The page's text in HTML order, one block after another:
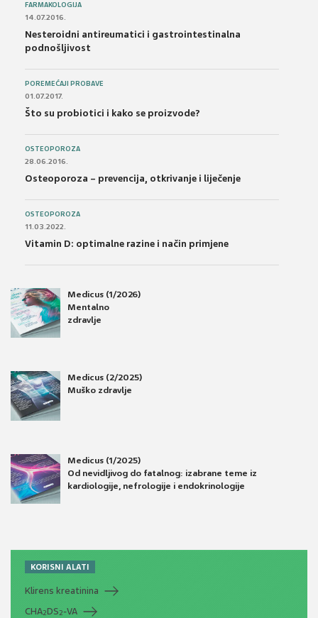
FARMAKOLOGIJA
14.07.2016.
Nesteroidni antireumatici i gastrointestinalna
podnošljivost
POREMEĆAJI PROBAVE
01.07.2017.
Što su probiotici i kako se proizvode?
OSTEOPOROZA
28.06.2016.
Osteoporoza – prevencija, otkrivanje i liječenje
OSTEOPOROZA
11.03.2022.
Vitamin D: optimalne razine i način primjene
Medicus (1/2026)
Mentalno
zdravlje
Medicus (2/2025)
Muško zdravlje
Medicus (1/2025)
Od nevidljivog do fatalnog: izabrane teme iz
kardiologije, nefrologije i endokrinologije
KORISNI ALATI
Klirens kreatinina
CHA2DS2-VA